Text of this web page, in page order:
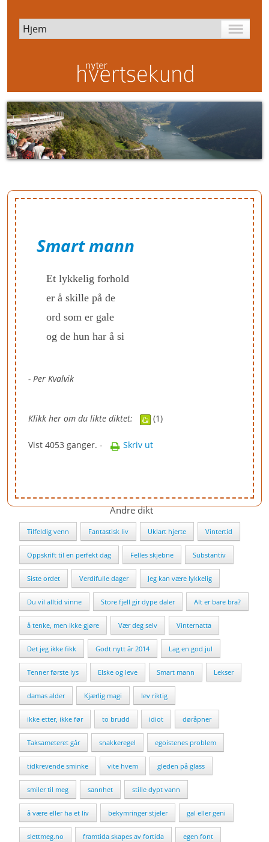
Smart mann
Et lykkelig forhold
er å skille på de
ord som er gale
og de hun har å si
- Per Kvalvik
Klikk her om du likte diktet: (1)
Vist 4053 ganger. - Skriv ut
Andre dikt
Tilfeldig venn Fantastisk liv Uklart hjerte Vintertid
Oppskrift til en perfekt dag Felles skjebne Substantiv
Siste ordet Verdifulle dager Jeg kan være lykkelig
Du vil alltid vinne Store fjell gir dype daler Alt er bare bra?
å tenke, men ikke gjøre Vær deg selv Vinternatta
Det jeg ikke fikk Godt nytt år 2014 Lag en god jul
Tenner første lys Elske og leve Smart mann Lekser
damas alder Kjærlig magi lev riktig
ikke etter, ikke før to brudd idiot døråpner
Taksameteret går snakkeregel egoistenes problem
tidkrevende sminke vite hvem gleden på glass
smiler til meg sannhet stille dypt vann
å være eller ha et liv bekymringer stjeler gal eller geni
slettmeg.no framtida skapes av fortida egen font